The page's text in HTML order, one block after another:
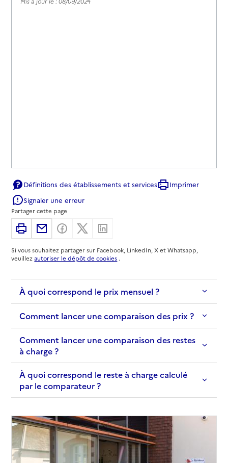
Définitions des établissements et services
Imprimer
Signaler une erreur
Partager cette page
ImprimerPartager par email
Partager sur Facebook
Partager sur X
Si vous souhaitez partager sur Facebook, LinkedIn, X et Whatsapp,
veuillezautoriser le dépôt de cookies .
À quoi correspond le prix mensuel ?
Comment lancer une comparaison des prix ?
Comment lancer une comparaison des restes
à charge ?
À quoi correspond le reste à charge calculé
par le comparateur ?